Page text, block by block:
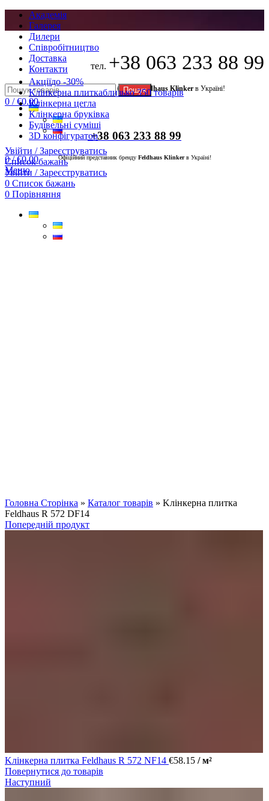
Академія
Галерея
Дилери
Cпівробітництво
Доставка
Контакти
Офіційний представник брендуFeldhaus Klinkerв Україні!
Увійти / Зареєструватись
Список бажань
Увійти / Зареєструватись
0 Список бажань
0 Порівняння
тел. +38 063 233 88 99
Пошук
0 / €0.00
+38 063 233 88 99
0/ €0.00
Меню
Акціїдо -30%
Клінкерна плиткаблизько 350 товарів
Клінкерна цегла
Клінкерна бруківка
Будівельні суміші
3D конфігуратор
Офіційний представник бренду Feldhaus Klinkerв Україні!
Головна Сторінка » Каталог товарів » Kлінкерна плитка
Feldhaus R 572 DF14
Попередній продукт
Kлінкерна плитка Feldhaus R 572 NF14 €58.15 / м²
Повернутися до товарів
Наступний